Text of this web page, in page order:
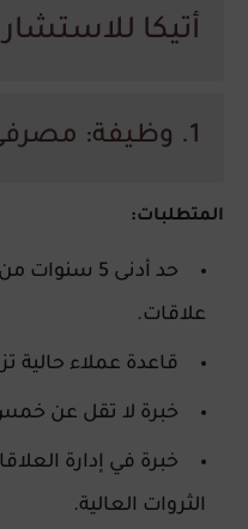
أتيكا
1. وظيفة: مصرفي خاص
المتطلبات:
حد أدنى 5
علاقات.
قاعدة عملاء حالية تزيد عن 250
خبرة لا تقل عن
خبرة في إدارة
الثروات العالية.